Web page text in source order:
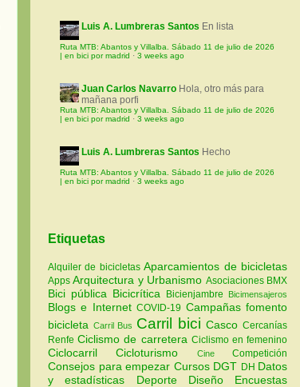
Luis A. Lumbreras Santos En lista
Ruta MTB: Abantos y Villalba. Sábado 11 de julio de 2026
| en bici por madrid · 3 weeks ago
Juan Carlos Navarro Hola, otro más para
mañana porfi
Ruta MTB: Abantos y Villalba. Sábado 11 de julio de 2026
| en bici por madrid · 3 weeks ago
Luis A. Lumbreras Santos Hecho
Ruta MTB: Abantos y Villalba. Sábado 11 de julio de 2026
| en bici por madrid · 3 weeks ago
Etiquetas
Alquiler de bicicletasAparcamientos de bicicletas
AppsArquitectura y Urbanismo Asociaciones BMX
Bici pública Bicicrítica Bicienjambre Bicimensajeros
Blogs e InternetCOVID-19 Campañas fomento
bicicleta Carril Bus Carril biciCascoCercanías
RenfeCiclismo de carretera Ciclismo en femenino
CiclocarrilCicloturismo CineCompetición
Consejos para empezar Cursos DGT DH Datos
y estadísticas Deporte Diseño Encuestas